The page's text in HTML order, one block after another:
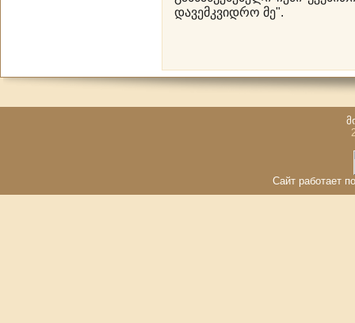
დავემკვიდრო მე".
Сайт работает